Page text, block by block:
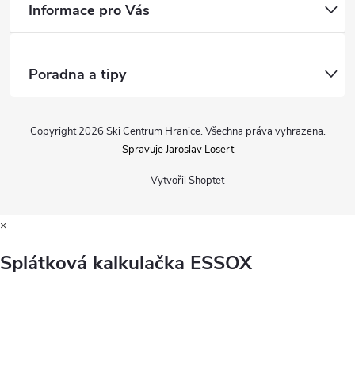
Informace pro Vás
Poradna a tipy
Vytvořil Shoptet
Copyright 2026 Ski Centrum Hranice. Všechna práva vyhrazena.
Spravuje Jaroslav Losert
×
Splátková kalkulačka ESSOX